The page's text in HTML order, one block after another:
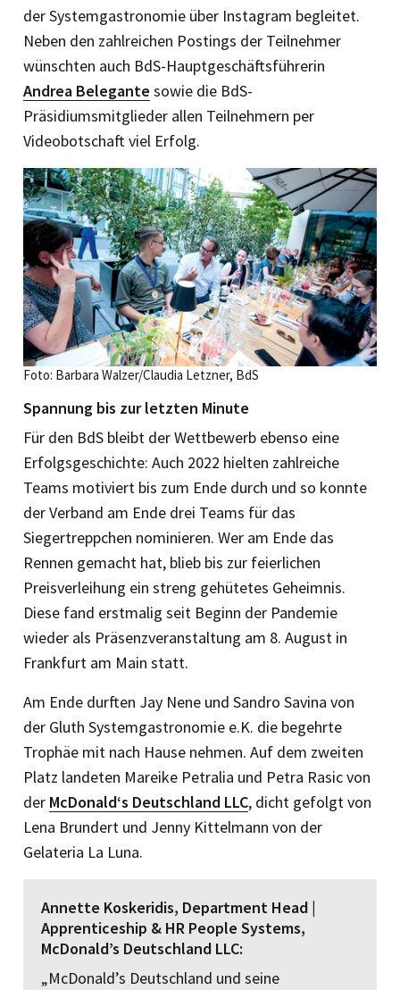
der Systemgastronomie über Instagram begleitet.
Neben den zahlreichen Postings der Teilnehmer
wünschten auch BdS-Hauptgeschäftsführerin
Andrea Belegante sowie die BdS-
Präsidiumsmitglieder allen Teilnehmern per
Videobotschaft viel Erfolg.
Foto: Barbara Walzer/Claudia Letzner, BdS
Spannung bis zur letzten Minute
Für den BdS bleibt der Wettbewerb ebenso eine
Erfolgsgeschichte: Auch 2022 hielten zahlreiche
Teams motiviert bis zum Ende durch und so konnte
der Verband am Ende drei Teams für das
Siegertreppchen nominieren. Wer am Ende das
Rennen gemacht hat, blieb bis zur feierlichen
Preisverleihung ein streng gehütetes Geheimnis.
Diese fand erstmalig seit Beginn der Pandemie
wieder als Präsenzveranstaltung am 8. August in
Frankfurt am Main statt.
Am Ende durften Jay Nene und Sandro Savina von
der Gluth Systemgastronomie e.K. die begehrte
Trophäe mit nach Hause nehmen. Auf dem zweiten
Platz landeten Mareike Petralia und Petra Rasic von
der McDonald‘s Deutschland LLC, dicht gefolgt von
Lena Brundert und Jenny Kittelmann von der
Gelateria La Luna.
Annette Koskeridis, Department Head |
Apprenticeship & HR People Systems,
McDonald’s Deutschland LLC:
„McDonald’s Deutschland und seine